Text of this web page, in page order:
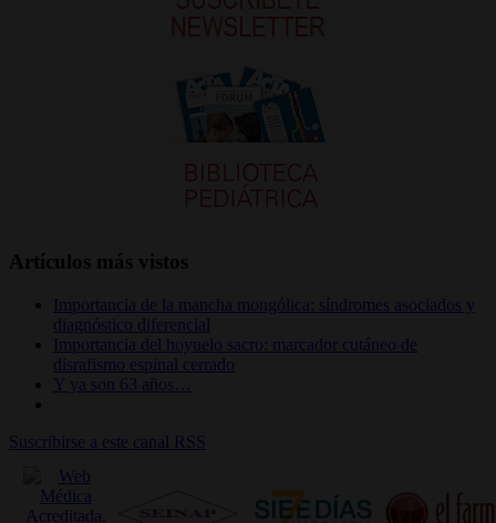
Artículos más vistos
Importancia de la mancha mongólica: síndromes asociados y
diagnóstico diferencial
Importancia del hoyuelo sacro: marcador cutáneo de
disrafismo espinal cerrado
Y ya son 63 años…
Suscribirse a este canal RSS